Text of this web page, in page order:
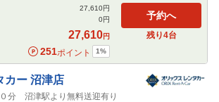
27,610円
0円
27,610円
251ポイント 1%
予約へ
残り4台
カー 沼津店
０分 沼津駅より無料送迎有り